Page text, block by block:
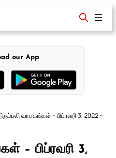
our App
வாசகங்கள் – பிப்ரவரி 3, 2022 –
– பிப்ரவரி 3,